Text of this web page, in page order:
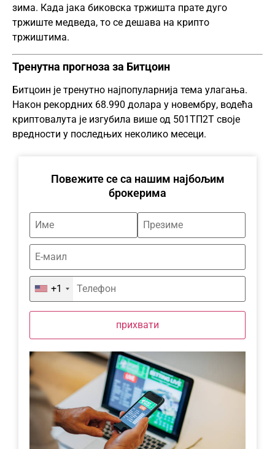
зима. Када јака биковска тржишта прате дуго
тржиште медведа, то се дешава на крипто
тржиштима.
Тренутна прогноза за Битцоин
Битцоин је тренутно најпопуларнија тема улагања.
Након рекордних 68.990 долара у новембру, водећа
криптовалута је изгубила више од 501ТП2Т своје
вредности у последњих неколико месеци.
Повежите се са нашим најбољим
брокерима
+1
прихвати